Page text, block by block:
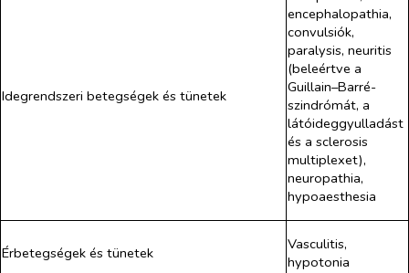
Idegrendszeri betegségek és tünetek
encephalopathia,
convulsiók,
paralysis, neuritis
(beleértve a
Guillain–Barré-
szindrómát, a
látóideggyulladást
és a sclerosis
multiplexet),
neuropathia,
hypoaesthesia
Érbetegségek és tünetek
Vasculitis,
hypotonia